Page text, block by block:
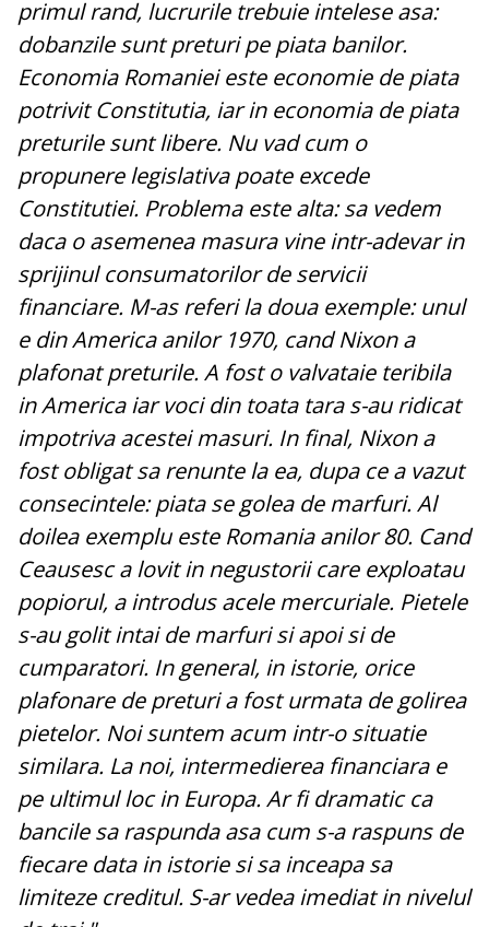
primul rand, lucrurile trebuie intelese asa:
dobanzile sunt preturi pe piata banilor.
Economia Romaniei este economie de piata
potrivit Constitutia, iar in economia de piata
preturile sunt libere. Nu vad cum o
propunere legislativa poate excede
Constitutiei. Problema este alta: sa vedem
daca o asemenea masura vine intr-adevar in
sprijinul consumatorilor de servicii
financiare. M-as referi la doua exemple: unul
e din America anilor 1970, cand Nixon a
plafonat preturile. A fost o valvataie teribila
in America iar voci din toata tara s-au ridicat
impotriva acestei masuri. In final, Nixon a
fost obligat sa renunte la ea, dupa ce a vazut
consecintele: piata se golea de marfuri. Al
doilea exemplu este Romania anilor 80. Cand
Ceausesc a lovit in negustorii care exploatau
popiorul, a introdus acele mercuriale. Pietele
s-au golit intai de marfuri si apoi si de
cumparatori. In general, in istorie, orice
plafonare de preturi a fost urmata de golirea
pietelor. Noi suntem acum intr-o situatie
similara. La noi, intermedierea financiara e
pe ultimul loc in Europa. Ar fi dramatic ca
bancile sa raspunda asa cum s-a raspuns de
fiecare data in istorie si sa inceapa sa
limiteze creditul. S-ar vedea imediat in nivelul